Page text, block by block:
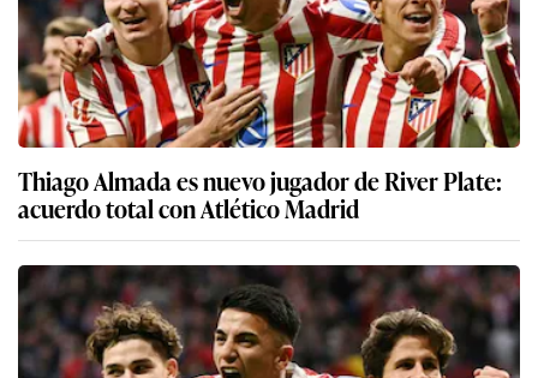
Thiago Almada es nuevo jugador de River Plate:
acuerdo total con Atlético Madrid